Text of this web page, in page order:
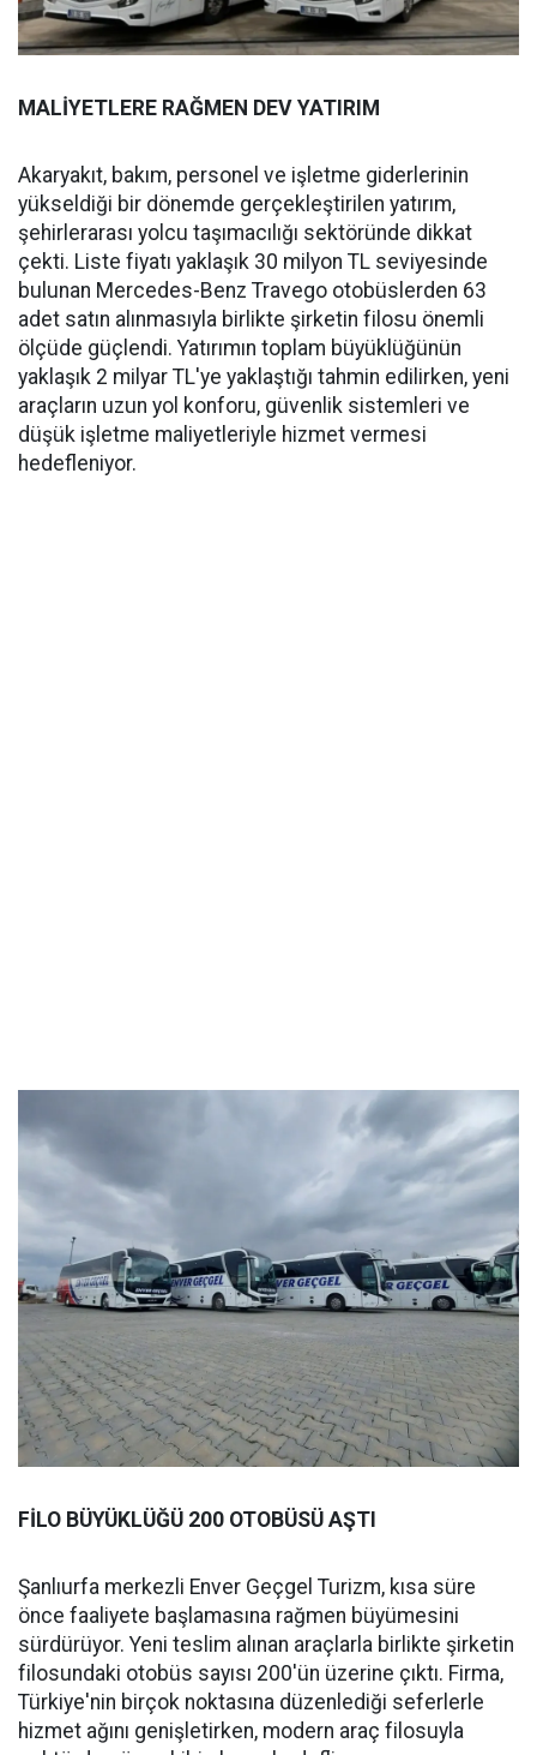
MALİYETLERE RAĞMEN DEV YATIRIM
Akaryakıt, bakım, personel ve işletme giderlerinin
yükseldiği bir dönemde gerçekleştirilen yatırım,
şehirlerarası yolcu taşımacılığı sektöründe dikkat
çekti. Liste fiyatı yaklaşık 30 milyon TL seviyesinde
bulunan Mercedes-Benz Travego otobüslerden 63
adet satın alınmasıyla birlikte şirketin filosu önemli
ölçüde güçlendi. Yatırımın toplam büyüklüğünün
yaklaşık 2 milyar TL'ye yaklaştığı tahmin edilirken, yeni
araçların uzun yol konforu, güvenlik sistemleri ve
düşük işletme maliyetleriyle hizmet vermesi
hedefleniyor.
FİLO BÜYÜKLÜĞÜ 200 OTOBÜSÜ AŞTI
Şanlıurfa merkezli Enver Geçgel Turizm, kısa süre
önce faaliyete başlamasına rağmen büyümesini
sürdürüyor. Yeni teslim alınan araçlarla birlikte şirketin
filosundaki otobüs sayısı 200'ün üzerine çıktı. Firma,
Türkiye'nin birçok noktasına düzenlediği seferlerle
hizmet ağını genişletirken, modern araç filosuyla